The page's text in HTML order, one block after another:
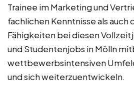
Trainee im Marketing und
fachlichen Kenntnisse als auch
Fähigkeiten bei diesen
und Studentenjobs in Mölln
wettbewerbsintensiven
und sich weiterzuentwickeln.